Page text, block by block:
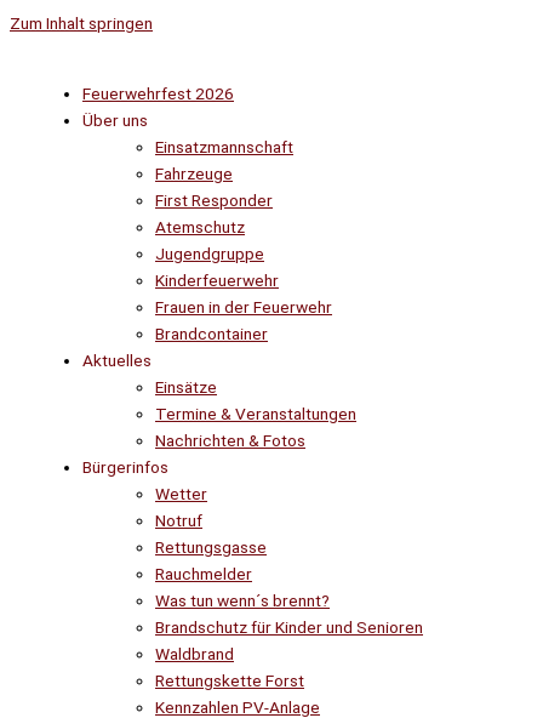
Zum Inhalt springen
Feuerwehrfest 2026
Über uns
Einsatzmannschaft
Fahrzeuge
First Responder
Atemschutz
Jugendgruppe
Kinderfeuerwehr
Frauen in der Feuerwehr
Brandcontainer
Aktuelles
Einsätze
Termine & Veranstaltungen
Nachrichten & Fotos
Bürgerinfos
Wetter
Notruf
Rettungsgasse
Rauchmelder
Was tun wenn´s brennt?
Brandschutz für Kinder und Senioren
Waldbrand
Rettungskette Forst
Kennzahlen PV-Anlage